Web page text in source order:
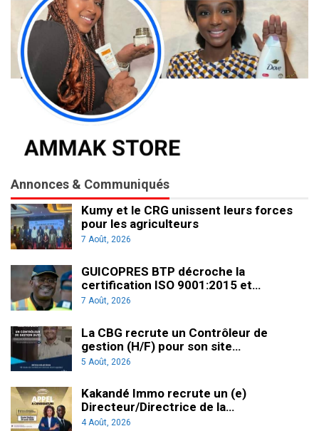
Annonces & Communiqués
Kumy et le CRG unissent leurs forces
pour les agriculteurs
7 Août, 2026
GUICOPRES BTP décroche la
certification ISO 9001:2015 et…
7 Août, 2026
La CBG recrute un Contrôleur de
gestion (H/F) pour son site…
5 Août, 2026
Kakandé Immo recrute un (e)
Directeur/Directrice de la…
4 Août, 2026